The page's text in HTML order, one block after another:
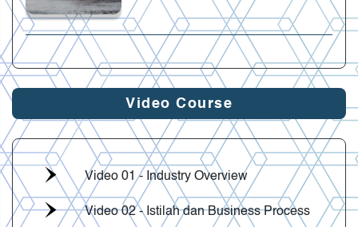
Video Course
Video 01 - Industry Overview
Video 02 - Istilah dan Business Process